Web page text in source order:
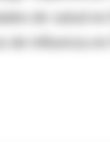
de salud